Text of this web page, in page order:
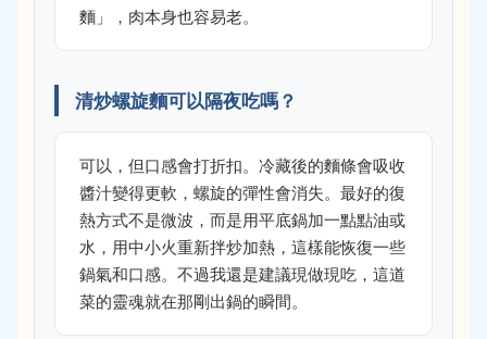
麵」，肉本身也容易老。
清炒螺旋麵可以隔夜吃嗎？
可以，但口感會打折扣。冷藏後的麵條會吸收
醬汁變得更軟，螺旋的彈性會消失。最好的復
熱方式不是微波，而是用平底鍋加一點點油或
水，用中小火重新拌炒加熱，這樣能恢復一些
鍋氣和口感。不過我還是建議現做現吃，這道
菜的靈魂就在那剛出鍋的瞬間。